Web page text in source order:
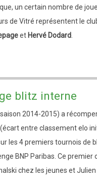
un certain nombre de
de Vitré représentent le
et Hervé Dodard
blitz interne
2014-2015) a
entre classement elo
les 4 premiers tournois de
BNP Paribas. Ce premier
chez les jeunes et